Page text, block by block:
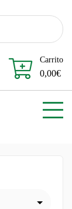
Carrito
0,00€